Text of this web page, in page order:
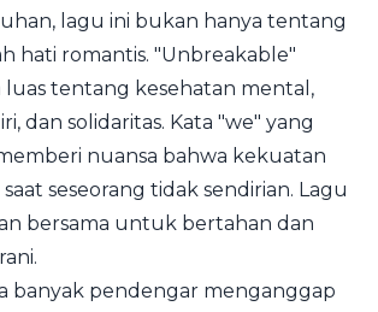
lagu ini bukan hanya tentang
hati romantis. "Unbreakable"
luas tentang kesehatan mental,
dan solidaritas. Kata "we" yang
nuansa bahwa kekuatan
seseorang tidak sendirian. Lagu
bersama untuk bertahan dan
banyak pendengar menganggap